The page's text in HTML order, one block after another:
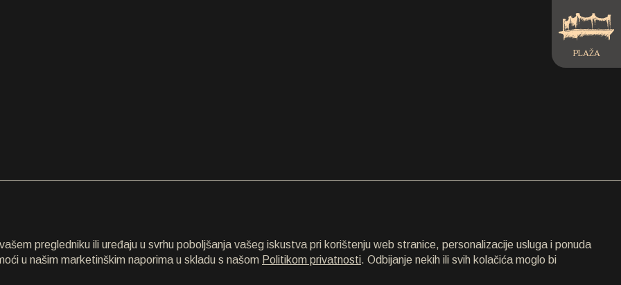
PLAŽA
pregledniku ili uređaju u svrhu poboljšanja vašeg iskustva pri korištenju web stranice, personalizacije usluga i ponuda
u našim marketinškim naporima u skladu s našom Politikom privatnosti. Odbijanje nekih ili svih kolačića moglo bi